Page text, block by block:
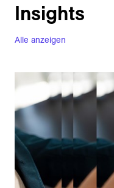
Alle anzeigen
Insights